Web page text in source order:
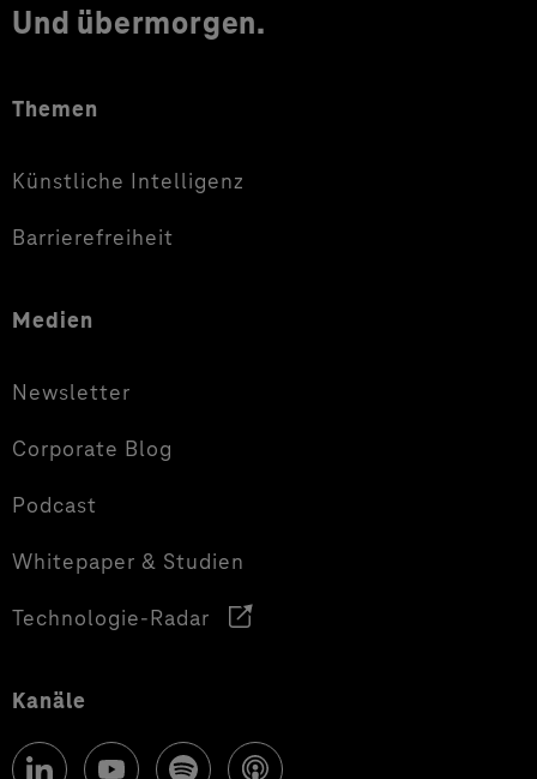
Und übermorgen.
Themen
Künstliche Intelligenz
Barrierefreiheit
Medien
Newsletter
Corporate Blog
Podcast
Whitepaper & Studien
Technologie-Radar
Kanäle